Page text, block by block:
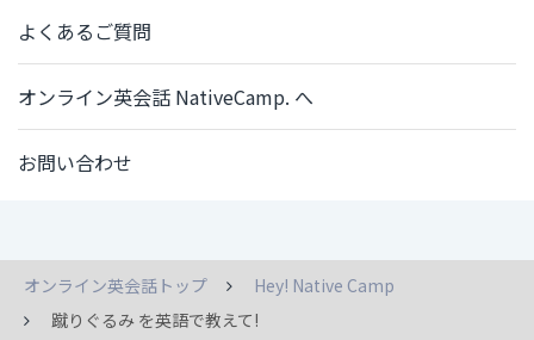
よくあるご質問
オンライン英会話 NativeCamp. へ
お問い合わせ
オンライン英会話トップ
Hey! Native Camp
蹴りぐるみ を英語で教えて!